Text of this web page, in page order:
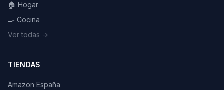
🏠 Hogar
🍳 Cocina
Ver todas →
TIENDAS
Amazon España